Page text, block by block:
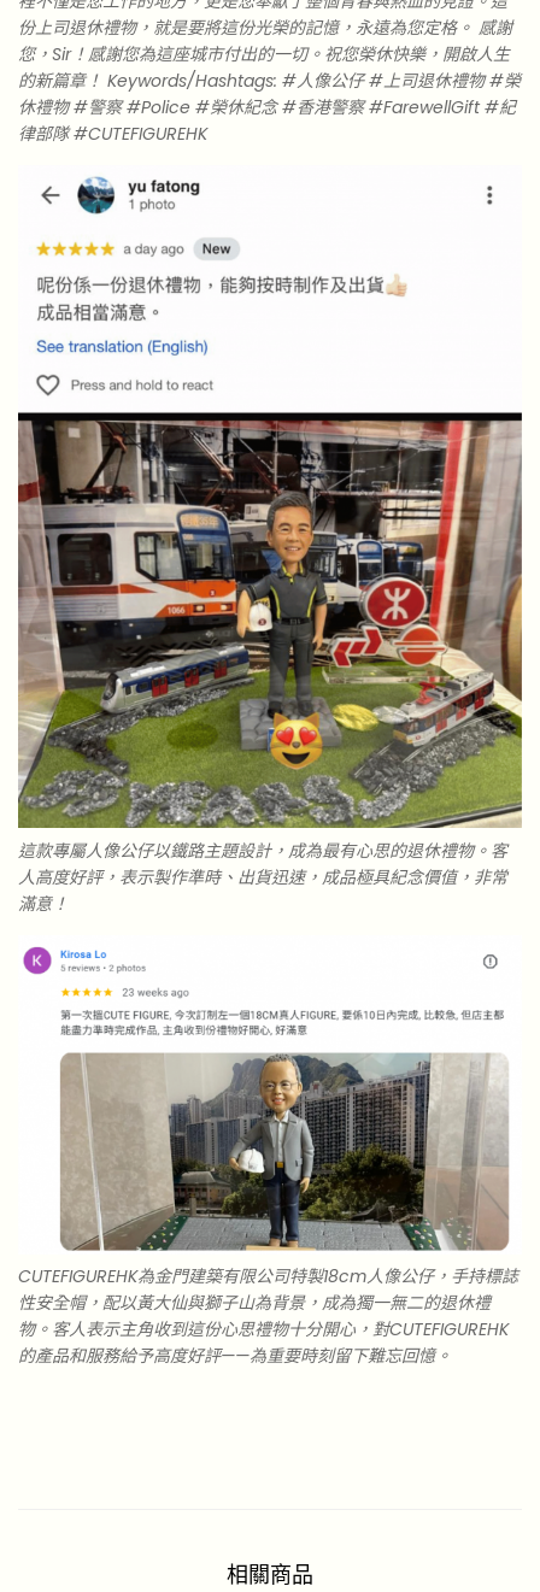
份上司退休禮物，就是要將這份光榮的記憶，永遠為您定格。 感謝
您，Sir！感謝您為這座城市付出的一切。祝您榮休快樂，開啟人生
的新篇章！ Keywords/Hashtags: #人像公仔 #上司退休禮物 #榮
休禮物 #警察 #Police #榮休紀念 #香港警察 #FarewellGift #紀
律部隊 #CUTEFIGUREHK
這款專屬人像公仔以鐵路主題設計，成為最有心思的退休禮物。客
人高度好評，表示製作準時、出貨迅速，成品極具紀念價值，非常
滿意！
CUTEFIGUREHK為金門建築有限公司特製18cm人像公仔，手持標誌
性安全帽，配以黃大仙與獅子山為背景，成為獨一無二的退休禮
物。客人表示主角收到這份心思禮物十分開心，對CUTEFIGUREHK
的產品和服務給予高度好評——為重要時刻留下難忘回憶。
相關商品